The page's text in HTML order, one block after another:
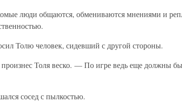
люди общаются, обмениваются мнениями и
Толю человек, сидевший с другой стороны.
Толя веско. — По игре ведь еще должны
сосед с пылкостью.